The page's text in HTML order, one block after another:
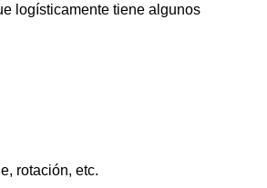
logísticamente tiene algunos
rotación, etc.